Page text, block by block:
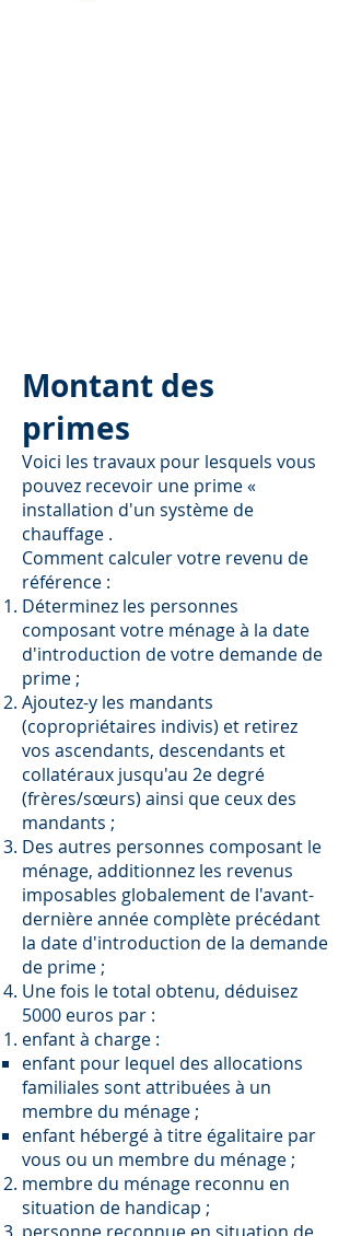
Montant des
primes
Voici les travaux pour lesquels vous
pouvez recevoir une prime «
installation d'un système de
chauffage .
Comment calculer votre revenu de
référence :
Déterminez les personnes
composant votre ménage à la date
d'introduction de votre demande de
prime ;
Ajoutez-y les mandants
(copropriétaires indivis) et retirez
vos ascendants, descendants et
collatéraux jusqu'au 2e degré
(frères/sœurs) ainsi que ceux des
mandants ;
Des autres personnes composant le
ménage, additionnez les revenus
imposables globalement de l'avant-
dernière année complète précédant
la date d'introduction de la demande
de prime ;
Une fois le total obtenu, déduisez
5000 euros par :
enfant à charge :
enfant pour lequel des allocations
familiales sont attribuées à un
membre du ménage ;
enfant hébergé à titre égalitaire par
vous ou un membre du ménage ;
membre du ménage reconnu en
situation de handicap ;